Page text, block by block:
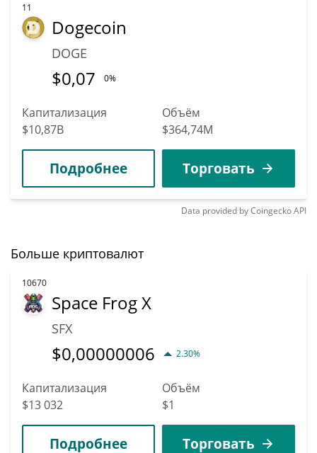
11
Dogecoin
DOGE
$0,07 0%
Капитализация
$10,87B
Объём
$364,74M
Подробнее Торговать
Data provided byCoingeckoAPI
Больше криптовалют
10670
Space Frog X
SFX
$0,00000006 2.30%
Капитализация
$13 032
Объём
$1
Подробнее Торговать